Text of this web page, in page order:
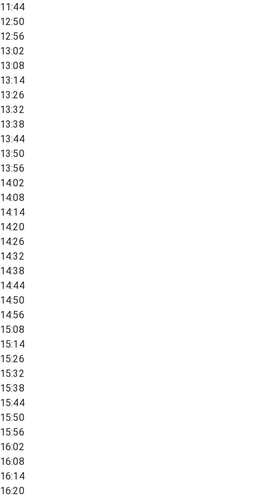
11:44
12:50
12:56
13:02
13:08
13:14
13:26
13:32
13:38
13:44
13:50
13:56
14:02
14:08
14:14
14:20
14:26
14:32
14:38
14:44
14:50
14:56
15:08
15:14
15:26
15:32
15:38
15:44
15:50
15:56
16:02
16:08
16:14
16:20